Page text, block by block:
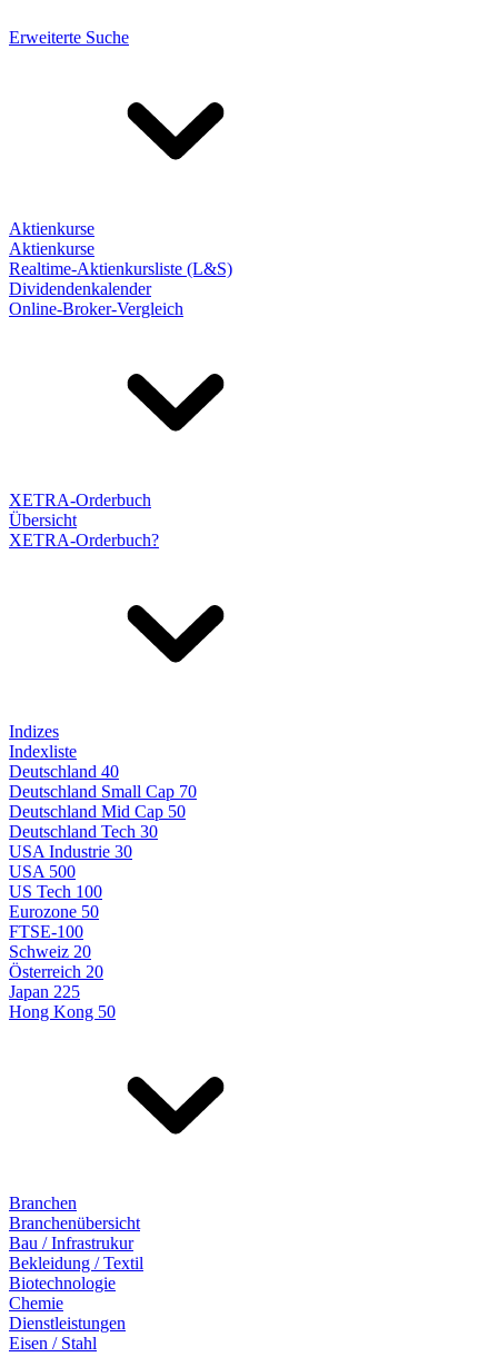
Erweiterte Suche
Aktienkurse
Aktienkurse
Realtime-Aktienkursliste (L&S)
Dividendenkalender
Online-Broker-Vergleich
XETRA-Orderbuch
Übersicht
XETRA-Orderbuch?
Indizes
Indexliste
Deutschland 40
Deutschland Small Cap 70
Deutschland Mid Cap 50
Deutschland Tech 30
USA Industrie 30
USA 500
US Tech 100
Eurozone 50
FTSE-100
Schweiz 20
Österreich 20
Japan 225
Hong Kong 50
Branchen
Branchenübersicht
Bau / Infrastrukur
Bekleidung / Textil
Biotechnologie
Chemie
Dienstleistungen
Eisen / Stahl